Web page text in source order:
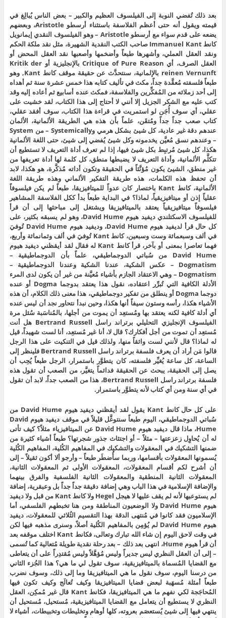
بعد ذلك تُفضي النوبة إلى الفيلسوف العظيم والكبير – بعض الناس يُبالِغ في
قيمته ويقول أنه حتى أعظم الفلاسفة باستثناء أرسطو Aristotle، وبعضهم
يضعه على قدم سواء مع أرسطو Aristotle – وهو الفيلسوف النقدي إيمانويل
كانط Immanuel Kant صاحب الكتب النقدية الشهيرة، مثل نقد ملكة الحكم
ونقد العقل العملي، وأشهرها طبعاً وأضخمها وأصعبها نقد العقل المحض أو
العقل الصرف، أي Critique of Pure Reason بالإنجليزية أو Kritik der
reinen Vernunft بالإلمانية، سنتحدَّث عن حقيقة موقف كانط Kant, وهو
طبعاً فلسفته مُعقَّدة جداً، مكث في تأليف كتابه هذا خمس عشرة سنة ثم أهداه
إلى أحد زملائه من المُفكِّرين والفلاسفة، فمكث عنده أسابيع ثم أعاده إليه وقد
كتب عليه مع الشكر الجزيل إلا أنني لا أحتاج إلى هذا الكتاب، لقد خشيت على
عقلي، أي سوف أُجَن لو استمريت في قراءة هذا الكتاب، سوف أفقد عقلي،
كتاب صعب جداً جداً ومُتقَن، علماً بأن هذه هي الطريقة الألمانية، الألمان
عندهم دقة غير عادية، كل شيئ بشكل هرمي وSystemically – من System
– وعندهم نسق مُعيَّن يخدمونه وكل شيئ يُفضي إلى شيئ، حتى اللغة الألمانية
هكذا، كل شيئ مُرتبِط بكل شيئ فيها، إذا لم تعرف أداة التعريف لا تستطيع أن
تتكلَّم الألمانية، وأداة التعريف لا يضبطها منطق، كل كلمة لها أداة تعريفها من
غير منطق، الشيئ يكون مُؤنَّثاً في الحقيقة وتكون أداته مُذكَّرة، هو هكذا، لابد
أن تحفظ هذه الكلمات، هذه طريقة التفكير الألماني وهذه طريقة اللغة
الألمانية، كانط Kant باختصار كان عدواً للميتافيزيقا، طبعاً لم يكن فيلسوفاً
عقلياً إذن أو ميتافيزيقياً، لماذا؟ في البداية طبعاً بدأ ككل الفلاسفة المشاهير
فيلسوفاً ميتافيزيقياً يعتقد بالميتافيزيقا ويشتغل إلى مباحثها إلى أن قرأ
للفيلسوف الاسكتلندي ديفيد هيوم David Hume، وهو لم يسبقه بكثير، على
كل حال قرأ لديفيد هيوم David Hume، وديفيد هيوم David Hume تُوفيَ
في ألف وسبعمائة وست وسبعين، كانط Kant تُوفيَ في ألف وثمانمائة وأربع،
فهما تعاصرا بمعنى أو بآخر، قرأ كانط Kant له فقال لقد أيقظني ديفيد هيوم
David Hume من سُباتي الدوجماطيقي، علماً بأن الدوجماطيقية –
Dogmatism – عكس الشكية، عندنا الشكية وعندنا الدوجماطيقية –
Dogmatism – وهي الاعتقاد الجازم بأشياء مُعيَّنة من غير أن يكون لدى المرء
الأدلة الكافية التي تُبرِّر اعتقاده، نقول هذا يعتقد بدوجما Dogma أو عنده
دوجما Dogma أو ينطلق من تفكير دوجماطيقي، هذا معنى ذلك الكلام، أن هذه
الأشياء هكذا، رأسه وستون سيفاً أنها هكذا، وحين نبدأ نتحاور نجد أن ليس عنده
أي أدلة كافية لكنه يعتقد بها ومُستعِد أن يموت من أجلها، بالمُناسَبة سُئل مرة
الفيلسوف الإنجليزي التحليلي برتراند راسل Bertrand Russell هل أنت
مُستعِد أن تموت من أجل أفكارك؟ قال لا، أنا غير مُستعِد، أنا لست شهيداً، قيل
له لماذا؟ قال لأنني لست واثقاً منها، ولذلك قيل في التنكيت على هذا الرجل
قالوا مَن أراد أن يعرف فلسفة برتراند راسل Bertrand Russell فلينظر إلى
الساعة، كل ساعة يُغيِّر فلسفته، كان يتطوَّر باستمرار، الرجل طبعاً يُحِب أن
يصل إلى الحقيقة، يبحث عن الحقيقة فدائماً يتغيَّر، من الصعب أن تقول هذه
فلسفة برتراند راسل Bertrand Russell، هذا من الصعب جداً، لابد أن تقول
في أي سنة ومن أي كتاب لأنه يتطوَّر باستمرار.
على كل حال كانط Kant يقول لقد أيقظني ديفيد هيوم David Hume من
سُباتي الدوجماطيقي، اليوم طبعاً سنتوغَّل قليلاً في موقف ديفيد هيوم David
Hume، ماذا قال ديفيد هيوم David Hume عن الميتافيزياء مثلاً؟ كيف تأتى
له أن يُحاوِل زعزعتها – مثلاً – أو اجتثاث جذور شجرتها؟ طبعاً أشياء كثيرة من
ضمنها التشكيك في المعقولات والتشكيك في المفاهيم الكُلية، المفاهيم الكُلية
يُسمونها المعقولات بأقسامها، وربما سأُضطَر طبعاً – وأرجو ألا أكون ثقيلاً – إلى
أن أشرح لكم أقسام المعقولات، المعقولات الأولى ثم المعقولات الثانية،
المعقولات الثانية المنطقية والمعقولات الثانية الفلسفية والفرق بينهما
والإضافة الإسلامية في هذا الباب وهي إضافة دقيقة جداً جداً بل وعبقرية، إضافة
لم يستوعبها لأنه لم يقف عليها لا هيجل Hegel ولا كانط Kant من قبل ولا ديفيد
هيوم David Hume ولا الوضعيون المناطقة ومن هنا تخبطهم الفلسفي، أما
الإسلاميون فقد كانوا في مُنتهى الدقة بهذا التقسيم الثُلاثي للمعقولات، ديفيد
هيوم David Hume لم يُؤمِن بالمفاهيم الكُلية أصلاً، وسنرى مذهبه فيها لكن
في وقت لاحق اليوم إن شاء الله تبارك وتعالى، فكانط Kant اختلف موقفه بعد
أن قرأ هيوم Hume، انتهى بعد ذلك – بعد رحلة نقدية طويلة مُتعالية كما تُسمى
– إلى أن العقل النظري ليس جديراً وليس مُؤهَّلاً وليس مُقتدِراً على أن يتعاطى
مع القضايا المُسماة بالميتافيزيقية، سوف تقول لي ما هي؟ هذا الجُزء الثاني
من درسنا اليوم، سوف نقول ما هي الميتافيزيقا وما إلى ذلك، وسوف نضرب
طبعاً أمثلة مُسهَبة لبعض قضايا الميتافيزيقا وكيف تُعالَج وكيف تكون فيها
المُحاجَجة لكي نفهم ما هي الميتافيزيقا، فكانط Kant قال غير مُمكِن، العقل
النظري لا يستطيع أن يتعامل مع القضايا الميتافيزيقية، مُستحيل، مُستحيل أن
ينتهي فيها إلى شيئ يُستعصَم بعروته، كلها أوهام وتخليطات وتخبيطات، أشياء لا